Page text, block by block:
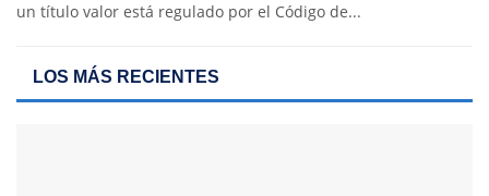
un título valor está regulado por el Código de...
LOS MÁS RECIENTES